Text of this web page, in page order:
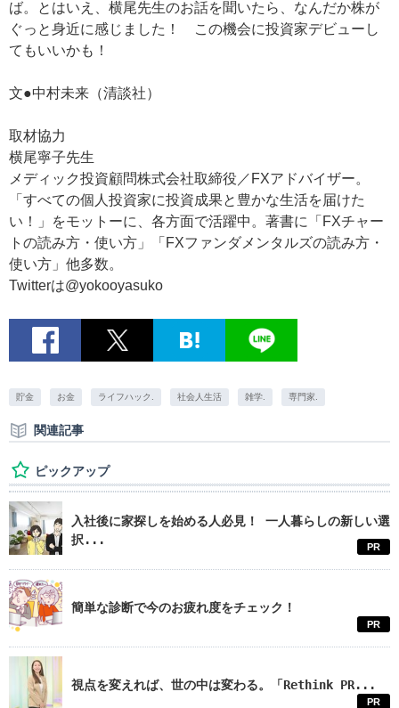
ば。とはいえ、横尾先生のお話を聞いたら、なんだか株が
ぐっと身近に感じました！ この機会に投資家デビューし
てもいいかも！
文●中村未来（清談社）
取材協力
横尾寧子先生
メディック投資顧問株式会社取締役／FXアドバイザー。
「すべての個人投資家に投資成果と豊かな生活を届けた
い！」をモットーに、各方面で活躍中。著書に「FXチャー
トの読み方・使い方」「FXファンダメンタルズの読み方・
使い方」他多数。
Twitterは@yokooyasuko
貯金 お金 ライフハック. 社会人生活 雑学. 専門家.
関連記事
ピックアップ
入社後に家探しを始める人必見！ 一人暮らしの新しい選
択...
PR
簡単な診断で今のお疲れ度をチェック！
PR
視点を変えれば、世の中は変わる。「Rethink PR...
PR